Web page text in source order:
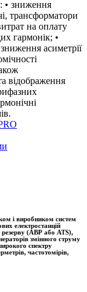
• зниження
трансформатори
на оплату
гармонік; •
асиметрії
відображення
і виробником систем
електростанцій
резерву (АВР або ATS),
змінного струму
спектру
частотомірів,